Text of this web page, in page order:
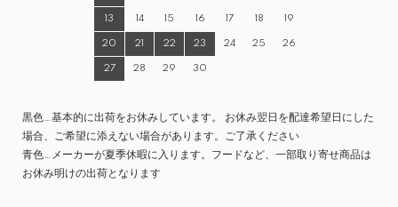
13 14 15 16 17 18 19
20 21 22 23 24 25 26
27 28 29 30
黒色…基本的に出荷をお休みしています。 お休み翌日を配達希望日にした
場合、ご希望に添えない場合があります。ご了承ください
青色…メーカーが夏季休暇に入ります。フードなど、一部取り寄せ商品は
お休み明けの出荷となります